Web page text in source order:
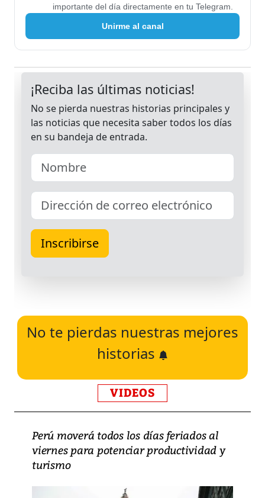
importante del día directamente en tu Telegram.
Unirme al canal
No te pierdas nuestras mejores
historias
VIDEOS
Perú moverá todos los días feriados al
viernes para potenciar productividad y
turismo